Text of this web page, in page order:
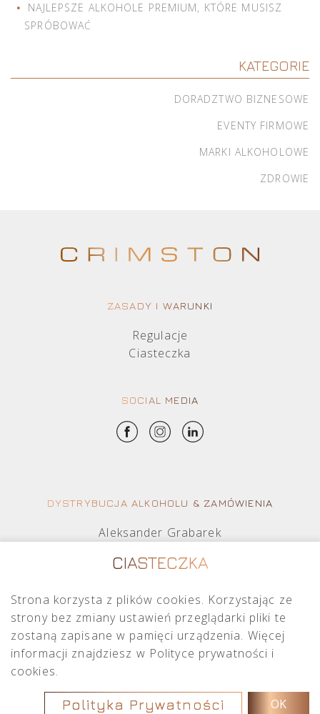
NAJLEPSZE ALKOHOLE PREMIUM, KTÓRE MUSISZ
SPRÓBOWAĆ
KATEGORIE
DORADZTWO BIZNESOWE
EVENTY FIRMOWE
MARKI ALKOHOLOWE
ZDROWIE
ZASADY I WARUNKI
Regulacje
Ciasteczka
SOCIAL MEDIA
DYSTRYBUCJA ALKOHOLU & ZAMÓWIENIA
Aleksander Grabarek
+48 512 569 456
Mateusz Sielczak
mateusz.s@crimston.pl
+48 793 079 027
Copyright © 2026Crimston
CIASTECZKA
Strona korzysta z plików cookies. Korzystając ze
strony bez zmiany ustawień przeglądarki pliki te
zostaną zapisane w pamięci urządzenia. Więcej
informacji znajdziesz w Polityce prywatności i
cookies.
Polityka Prywatności OK